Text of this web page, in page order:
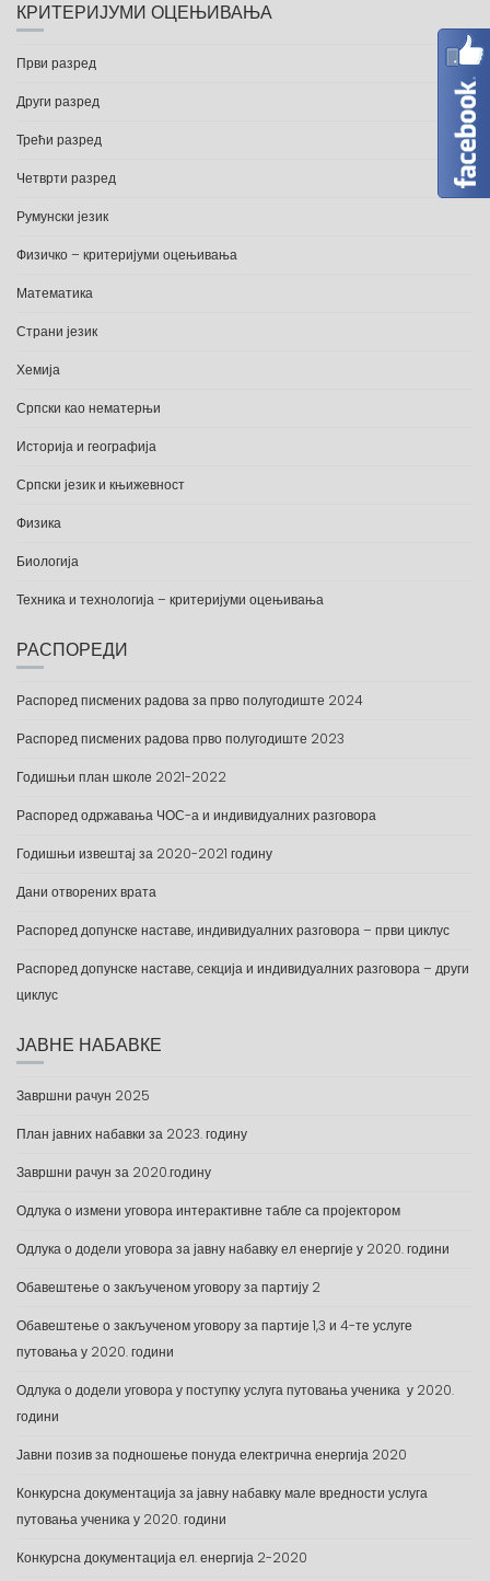
КРИТЕРИЈУМИ ОЦЕЊИВАЊА
Први разред
Други разред
Трећи разред
Четврти разред
Румунски језик
Физичко – критеријуми оцењивања
Математика
Страни језик
Хемија
Српски као нематерњи
Историја и географија
Српски језик и књижевност
Физика
Биологија
Техника и технологија – критеријуми оцењивања
РАСПОРЕДИ
Распоред писмених радова за прво полугодиште 2024
Распоред писмених радова прво полугодиште 2023
Годишњи план школе 2021-2022
Распоред одржавања ЧОС-а и индивидуалних разговора
Годишњи извештај за 2020-2021 годину
Дани отворених врата
Распоред допунске наставе, индивидуалних разговора – први циклус
Распоред допунске наставе, секција и индивидуалних разговора – други
циклус
ЈАВНЕ НАБАВКЕ
Завршни рачун 2025
План јавних набавки за 2023. годину
Завршни рачун за 2020.годину
Одлука о измени уговора интерактивне табле са пројектором
Одлука о додели уговора за јавну набавку ел енергије у 2020. години
Обавештење о закљученом уговору за партију 2
Обавештење о закљученом уговору за партије 1,3 и 4-те услуге
путовања у 2020. години
Одлука о додели уговора у поступку услуга путовања ученика у 2020.
години
Јавни позив за подношење понуда електрична енергија 2020
Конкурсна документација за јавну набавку мале вредности услуга
путовања ученика у 2020. години
Конкурсна документација ел. енергија 2-2020